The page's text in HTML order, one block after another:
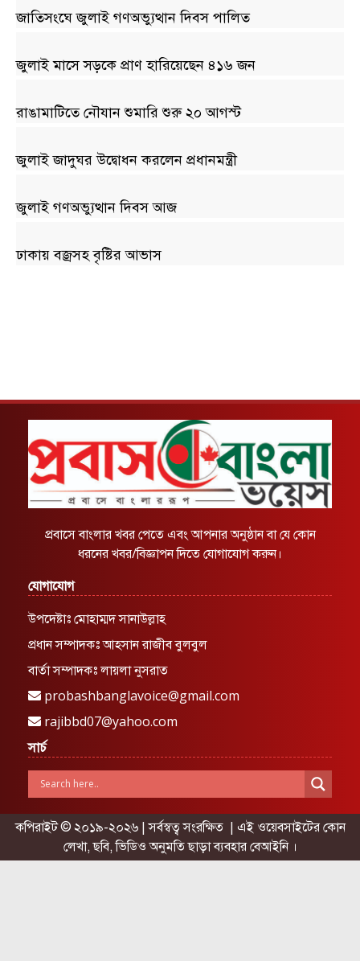
জাতিসংঘে জুলাই গণঅভ্যুত্থান দিবস পালিত
জুলাই মাসে সড়কে প্রাণ হারিয়েছেন ৪১৬ জন
রাঙামাটিতে নৌযান শুমারি শুরু ২০ আগস্ট
জুলাই জাদুঘর উদ্বোধন করলেন প্রধানমন্ত্রী
জুলাই গণঅভ্যুত্থান দিবস আজ
ঢাকায় বজ্রসহ বৃষ্টির আভাস
প্রবাসে বাংলার খবর পেতে এবং আপনার অনুষ্ঠান বা যে কোন
ধরনের খবর/বিজ্ঞাপন দিতে যোগাযোগ করুন।
যোগাযোগ
উপদেষ্টাঃ মোহাম্মদ সানাউল্লাহ
প্রধান সম্পাদকঃ আহসান রাজীব বুলবুল
বার্তা সম্পাদকঃ লায়লা নুসরাত
probashbanglavoice@gmail.com
rajibbd07@yahoo.com
সার্চ
কপিরাইট © ২০১৯-২০২৬ | সর্বস্বত্ব সংরক্ষিত | এই ওয়েবসাইটের কোন
লেখা, ছবি, ভিডিও অনুমতি ছাড়া ব্যবহার বেআইনি ।